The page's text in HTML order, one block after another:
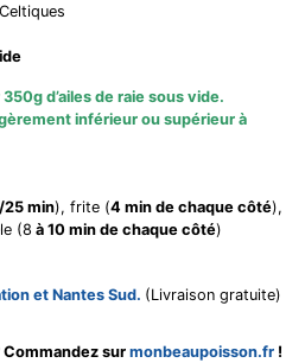
d’ailes de raie sous vide.
inférieur ou supérieur à
min), frite (4 min de chaque côté),
(8 à 10 min de chaque côté)
et Nantes Sud. (Livraison gratuite)
sur monbeaupoisson.fr !